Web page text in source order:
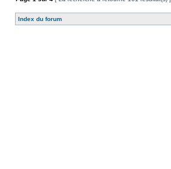
Index du forum